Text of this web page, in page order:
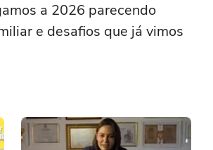
a 2026 parecendo
e desafios que já vimos